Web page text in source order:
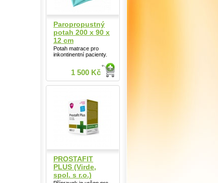
Paropropustný
potah 200 x 90 x
12 cm
Potah matrace pro
inkontinentní pacienty.
1 500 Kč
PROSTAFIT
PLUS (Virde,
spol. s r.o.)